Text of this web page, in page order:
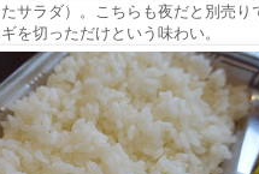
サラダ）。こちらも夜だと別売り
を切っただけという味わい。